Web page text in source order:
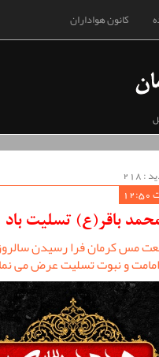
کانون هواداران
باقر(ع) تسلیت باد
مس کرمان فرا رسیدن
و نبوت تسلیت عرض می